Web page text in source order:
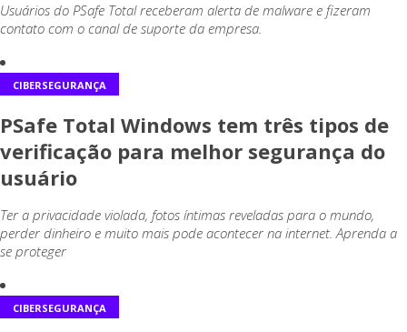
Usuários do PSafe Total receberam alerta de malware e fizeram
contato com o canal de suporte da empresa.
CIBERSEGURANÇA
PSafe Total Windows tem três tipos de
verificação para melhor segurança do
usuário
Ter a privacidade violada, fotos íntimas reveladas para o mundo,
perder dinheiro e muito mais pode acontecer na internet. Aprenda a
se proteger
CIBERSEGURANÇA